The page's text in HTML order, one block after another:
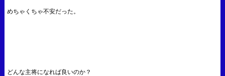
めちゃくちゃ不安だった。
どんな主将になれば良いのか？